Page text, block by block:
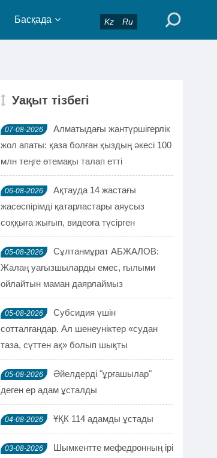
Kz Ru
Басқада
Уақыт тізбегі
07-08-2026
Алматыдағы жантүршігерлік
жол апаты: қаза болған қыздың әкесі 100
млн теңге өтемақы талап етті
06-08-2026
Ақтауда 14 жастағы
жасөспірімді қатарластары аяусыз
соққыға жығып, видеоға түсірген
05-08-2026
Сұлтанмұрат АБЖАЛОВ:
Жалаң уағызшыларды емес, ғылыми
ойлайтын маман даярлаймыз
05-08-2026
Субсидия үшін
сотталғандар. Ал шенеуніктер «судан
таза, сүттен ақ» болып шықты
05-08-2026
Әйелдерді "ұрғашылар"
деген ер адам ұсталды
04-08-2026 ҰҚК 114 адамды ұстады
03-08-2026
Шымкентте мефедронның ірі